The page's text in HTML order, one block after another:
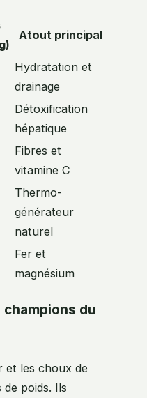
Atout principal
Hydratation et
drainage
Détoxification
hépatique
Fibres et
vitamine C
Thermo-
générateur
naturel
Fer et
magnésium
du
et les choux de
poids. Ils